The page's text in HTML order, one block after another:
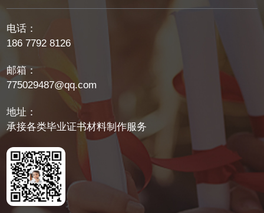
电话：
186 7792 8126
邮箱：
775029487@qq.com
地址：
承接各类毕业证书材料制作服务